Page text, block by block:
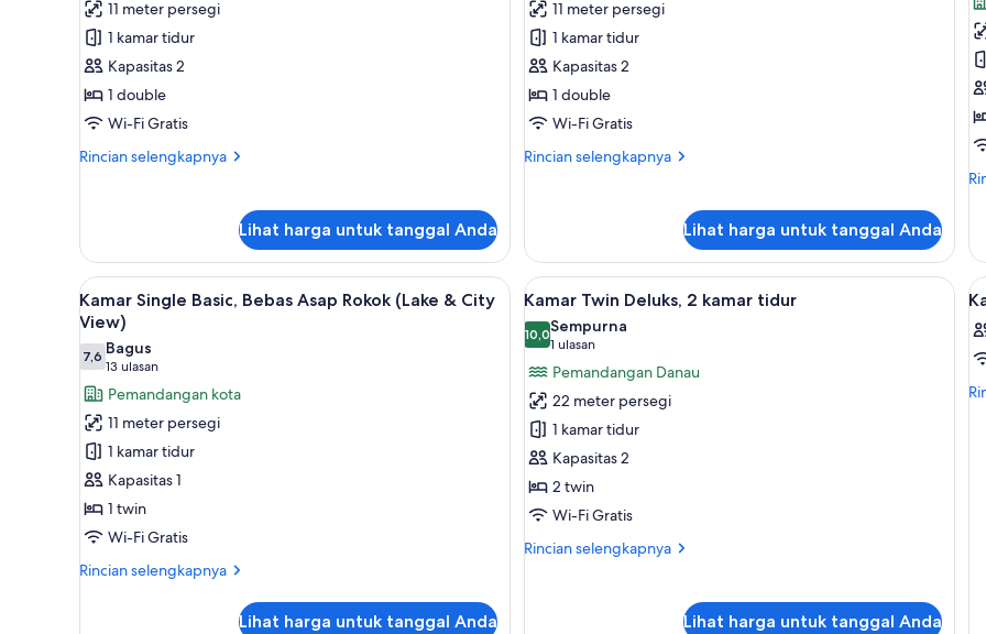
Single
Basic,
Bebas
Asap
Rokok
11 meter persegi
1 kamar tidur
Kapasitas 2
1 double
Wi-Fi Gratis
Rincian selengkapnya
Rincian
Single
Basic,
Bebas
Asap
Rokok
Lihat harga untuk tanggal Anda
Double
Basic,
Bebas
Asap
Rokok
11 meter persegi
1 kamar tidur
Kapasitas 2
1 double
Wi-Fi Gratis
Rincian selengkapnya
Rincian
Double
Basic,
Bebas
Rokok
Lihat harga untuk tanggal Anda
&
&
Lihat
semua
foto
untuk
Kamar
Single
Basic,
Bebas
Asap
Rokok
(Lake
&
Selimut bulu angsa, meja kerja, dan ruang kerja ramah laptop
14
Kamar Single Basic, Bebas Asap Rokok (Lake & City
View)
7,67,6 dari 10
Bagus
13 ulasan
(13
ulasan)
Pemandangan kota
11 meter persegi
1 kamar tidur
Kapasitas 1
1 twin
Wi-Fi Gratis
Rincian selengkapnya
Rincian
Lihat harga untuk tanggal Anda
Lihat
semua
foto
untuk
Kamar
Twin
Deluks,
2
kamar
tidur
Kamar Twin Deluks, 2 kamar tidur |
14
Kamar Twin Deluks, 2 kamar tidur
10,010,0 dari 10
Sempurna
1 ulasan
(1
ulasan)
Pemandangan Danau
22 meter persegi
1 kamar tidur
Kapasitas 2
2 twin
Wi-Fi Gratis
Rincian selengkapnya
Rincian
Lihat harga untuk tanggal Anda